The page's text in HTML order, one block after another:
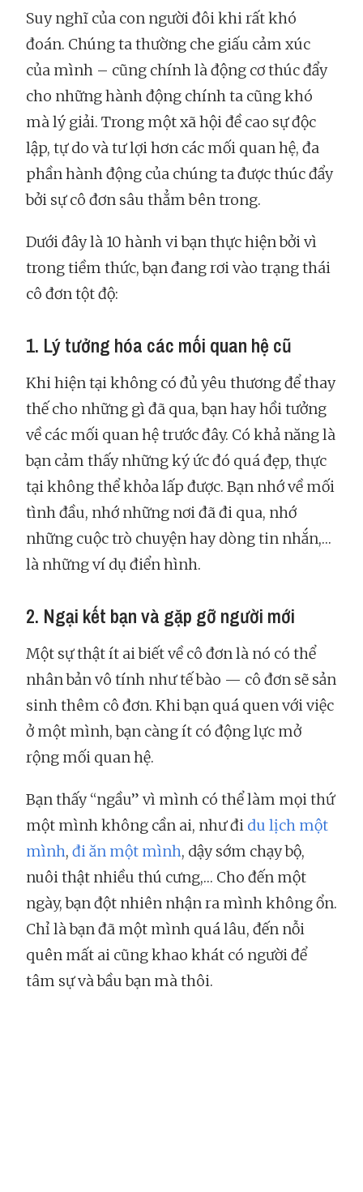
Suy nghĩ của con người đôi khi rất khó
đoán. Chúng ta thường che giấu cảm xúc
của mình – cũng chính là động cơ thúc đẩy
cho những hành động chính ta cũng khó
mà lý giải. Trong một xã hội đề cao sự độc
lập, tự do và tư lợi hơn các mối quan hệ, đa
phần hành động của chúng ta được thúc đẩy
bởi sự cô đơn sâu thẳm bên trong.
Dưới đây là 10 hành vi bạn thực hiện bởi vì
trong tiềm thức, bạn đang rơi vào trạng thái
cô đơn tột độ:
1. Lý tưởng hóa các mối quan hệ cũ
Khi hiện tại không có đủ yêu thương để thay
thế cho những gì đã qua, bạn hay hồi tưởng
về các mối quan hệ trước đây. Có khả năng là
bạn cảm thấy những ký ức đó quá đẹp, thực
tại không thể khỏa lấp được. Bạn nhớ về mối
tình đầu, nhớ những nơi đã đi qua, nhớ
những cuộc trò chuyện hay dòng tin nhắn,…
là những ví dụ điển hình.
2. Ngại kết bạn và gặp gỡ người mới
Một sự thật ít ai biết về cô đơn là nó có thể
nhân bản vô tính như tế bào — cô đơn sẽ sản
sinh thêm cô đơn. Khi bạn quá quen với việc
ở một mình, bạn càng ít có động lực mở
rộng mối quan hệ.
Bạn thấy “ngầu” vì mình có thể làm mọi thứ
một mình không cần ai, như đi du lịch một
mình, đi ăn một mình, dậy sớm chạy bộ,
nuôi thật nhiều thú cưng,… Cho đến một
ngày, bạn đột nhiên nhận ra mình không ổn.
Chỉ là bạn đã một mình quá lâu, đến nỗi
quên mất ai cũng khao khát có người để
tâm sự và bầu bạn mà thôi.